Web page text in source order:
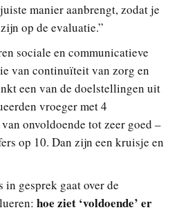
manier aanbrengt, zodat je
op de evaluatie.”
sociale en communicatieve
van continuïteit van zorg en
een van de doelstellingen uit
vroeger met 4
onvoldoende tot zeer goed –
op 10. Dan zijn een kruisje en
in gesprek gaat over de
hoe ziet ‘voldoende’ er